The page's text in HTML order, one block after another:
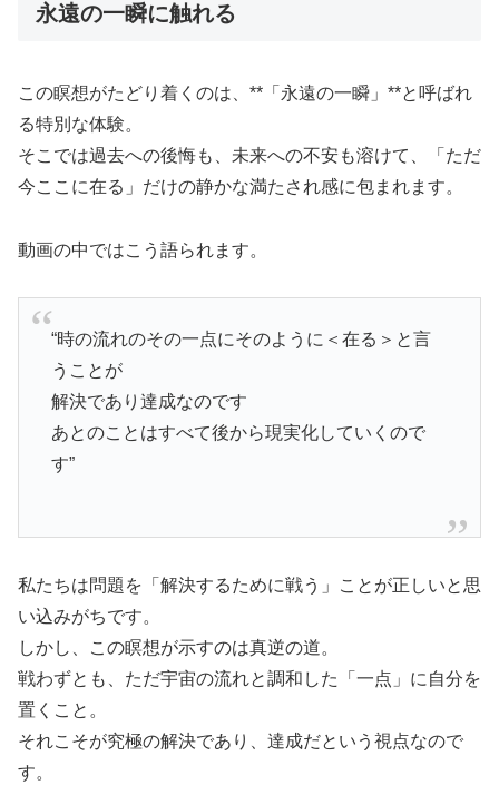
永遠の一瞬に触れる
この瞑想がたどり着くのは、**「永遠の一瞬」**と呼ばれ
る特別な体験。
そこでは過去への後悔も、未来への不安も溶けて、「ただ
今ここに在る」だけの静かな満たされ感に包まれます。
動画の中ではこう語られます。
“時の流れのその一点にそのように＜在る＞と言
うことが
解決であり達成なのです
あとのことはすべて後から現実化していくので
す”
私たちは問題を「解決するために戦う」ことが正しいと思
い込みがちです。
しかし、この瞑想が示すのは真逆の道。
戦わずとも、ただ宇宙の流れと調和した「一点」に自分を
置くこと。
それこそが究極の解決であり、達成だという視点なので
す。